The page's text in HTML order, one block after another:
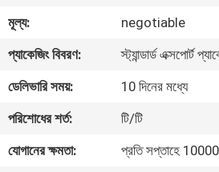
নিয়ন্ত্রণ
আমাদের
সাথে
যোগাযোগ
মূল্য:
negotiable
প্যাকেজিং বিবরণ:
স্ট্যান্ডার্ড এক্সপোর্ট
ডেলিভারি সময়:
10 দিনের মধ্যে
পরিশোধের শর্ত:
টি/টি
যোগানের ক্ষমতা:
প্রতি সপ্তাহে